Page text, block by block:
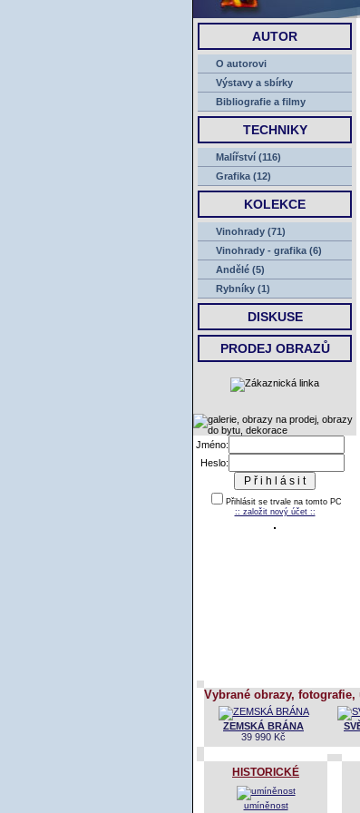
AUTOR
O autorovi
Výstavy a sbírky
Bibliografie a filmy
TECHNIKY
Malířství (116)
Grafika (12)
KOLEKCE
Vinohrady (71)
Vinohrady - grafika (6)
Andělé (5)
Rybníky (1)
DISKUSE
PRODEJ OBRAZŮ
Jméno:
Heslo:
Přihlásit se trvale na tomto PC
:: založit nový účet ::
Vybrané obrazy,
ZEMSKÁ BRÁNA
39 990 Kč
HISTORICKÉ
umíněnost